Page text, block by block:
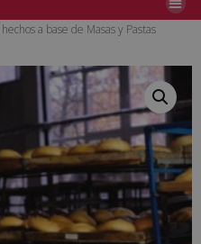
a base de Masas y Pastas